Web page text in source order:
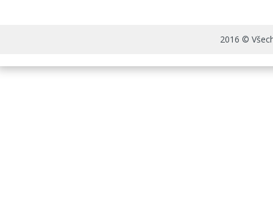
2016 ©